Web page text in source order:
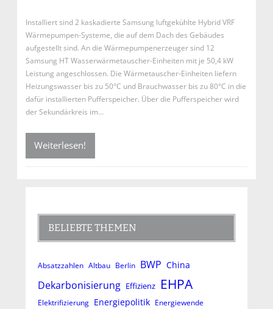
Installiert sind 2 kaskadierte Samsung luftgekühlte Hybrid VRF
Wärmepumpen-Systeme, die auf dem Dach des Gebäudes
aufgestellt sind. An die Wärmepumpenerzeuger sind 12
Samsung HT Wasserwärmetauscher-Einheiten mit je 50,4 kW
Leistung angeschlossen. Die Wärmetauscher-Einheiten liefern
Heizungswasser bis zu 50°C und Brauchwasser bis zu 80°C in die
dafür installierten Pufferspeicher. Über die Pufferspeicher wird
der Sekundärkreis im…
Weiterlesen!
BELIEBTE THEMEN
Absatzzahlen Altbau Berlin BWP China
Dekarbonisierung Effizienz EHPA
Elektrifizierung Energiepolitik Energiewende